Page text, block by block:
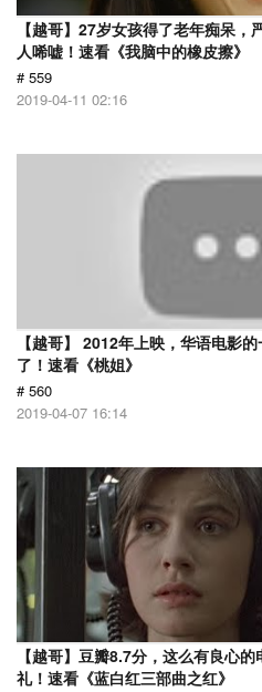
【越哥】27岁女孩得了老年痴呆
人唏嘘！速看《我脑中的橡皮擦》
# 559
2019-04-11 02:16
【越哥】 2012年上映，华语电影
了！速看《桃姐》
# 560
2019-04-07 16:14
【越哥】豆瓣8.7分，这么有良心
礼！速看《蓝白红三部曲之红》